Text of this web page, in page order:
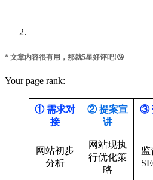
* 文章内容很有用，那就5星好评吧!😘
Your page rank:
① 需求对
接
② 提案宣
讲
③
网站初步
分析
网站现执
行优化策
略
监